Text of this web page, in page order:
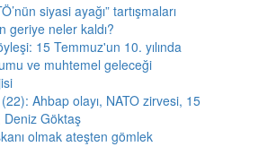
siyasi ayağı” tartışmaları
geriye neler kaldı?
15 Temmuz'un 10. yılında
ve muhtemel geleceği
Ahbap olayı, NATO zirvesi, 15
Deniz Göktaş
olmak ateşten gömlek